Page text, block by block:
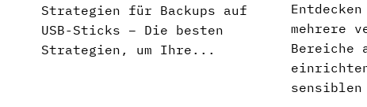
Strategien für Backups auf
USB-Sticks – Die besten
Strategien, um Ihre...
mehrere
Bereiche